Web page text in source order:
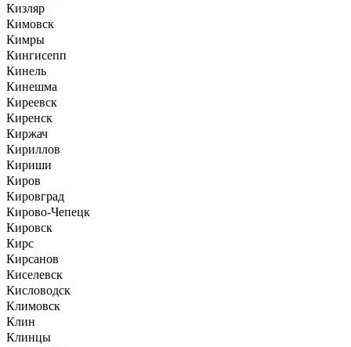
Кизляр
Кимовск
Кимры
Кингисепп
Кинель
Кинешма
Киреевск
Киренск
Киржач
Кириллов
Кириши
Киров
Кировград
Кирово-Чепецк
Кировск
Кирс
Кирсанов
Киселевск
Кисловодск
Климовск
Клин
Клинцы